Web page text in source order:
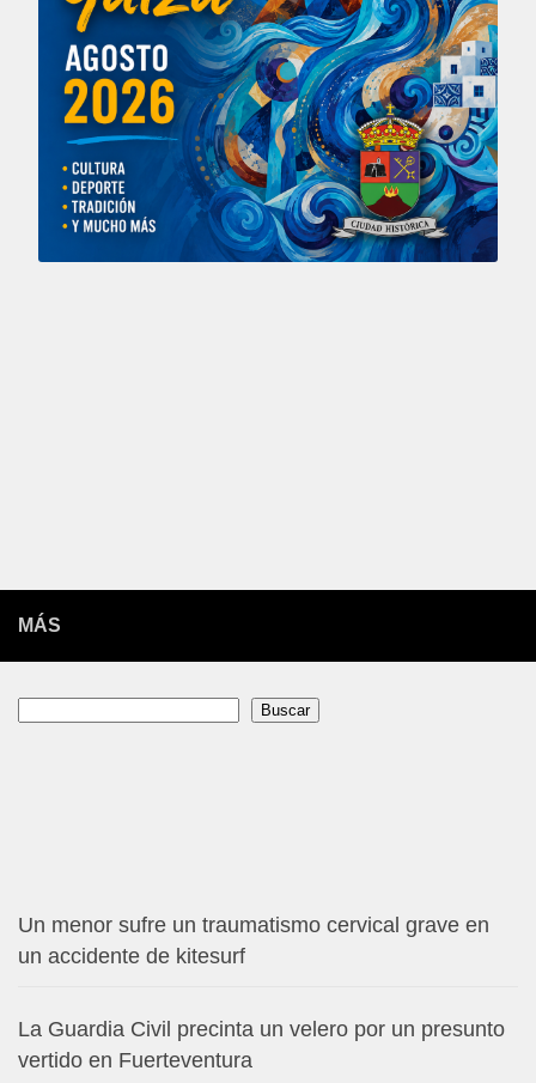
MÁS
Buscar
Un menor sufre un traumatismo cervical grave en
un accidente de kitesurf
La Guardia Civil precinta un velero por un presunto
vertido en Fuerteventura